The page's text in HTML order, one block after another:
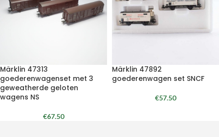
Märklin 47313
goederenwagenset met 3
geweatherde geloten
wagens NS
€67.50
Märklin 47892
goederenwagen set SNCF
€57.50